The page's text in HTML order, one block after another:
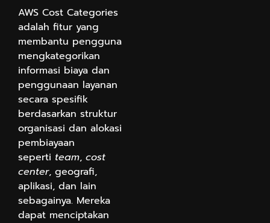
AWS Cost Categories
adalah fitur yang
membantu pengguna
mengkategorikan
informasi biaya dan
penggunaan layanan
secara spesifik
berdasarkan struktur
organisasi dan alokasi
pembiayaan
seperti team, cost
center, geografi,
aplikasi, dan lain
sebagainya. Mereka
dapat menciptakan